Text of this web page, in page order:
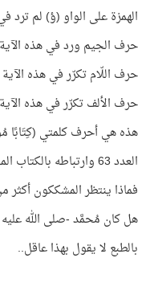
الهمزة على الواو (ؤ) لم ترد
حرف الجيم ورد في هذه
حرف اللّام تكرّر في هذه الآية 10 مرّات.
حرف الألف تكرّر في هذه الآية 15 مرّة.
هذه هي أحرف كلمتي (كِتَابًا
العدد 63 وارتباطه بالكتاب المؤجّل وهو الأجل يتأكّد عبر كل الطرق!
فماذا ينتظر المشككون
هل كان مُحمَّد -صلى الله
بالطبع لا يقول بهذا عاقل..